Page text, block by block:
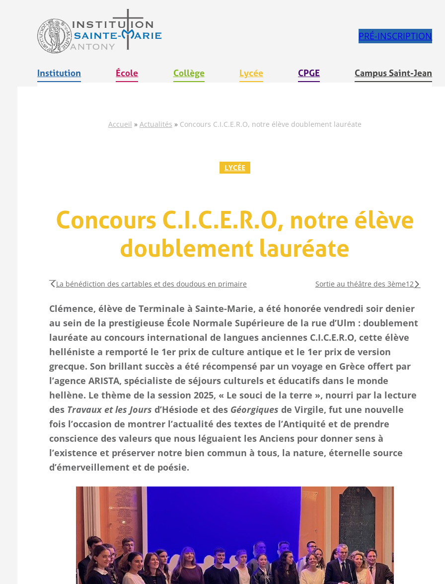
contenu
PRÉ-INSCRIPTION
Institution École Collège Lycée CPGE Campus Saint-Jean
Accueil » Actualités » Concours C.I.C.E.R.O, notre élève doublement lauréate
LYCÉE
Concours C.I.C.E.R.O, notre élève
doublement lauréate
Sortie au théâtre des 3ème12
La bénédiction des cartables et des doudous en primaire
Clémence, élève de Terminale à Sainte-Marie, a été honorée vendredi soir denier
au sein de la prestigieuse École Normale Supérieure de la rue d’Ulm : doublement
lauréate au concours international de langues anciennes C.I.C.E.R.O, cette élève
helléniste a remporté le 1er prix de culture antique et le 1er prix de version
grecque. Son brillant succès a été récompensé par un voyage en Grèce offert par
l’agence ARISTA, spécialiste de séjours culturels et éducatifs dans le monde
hellène. Le thème de la session 2025, « Le souci de la terre », nourri par la lecture
des Travaux et les Jours d’Hésiode et des Géorgiques de Virgile, fut une nouvelle
fois l’occasion de montrer l’actualité des textes de l’Antiquité et de prendre
conscience des valeurs que nous léguaient les Anciens pour donner sens à
l’existence et préserver notre bien commun à tous, la nature, éternelle source
d’émerveillement et de poésie.
Championnat
National UGSEL de
Natation
COLLÈGE
LYCÉE